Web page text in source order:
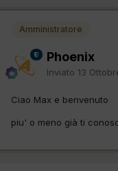
Amministratore
Phoenix
Inviato 13
Ciao Max e benvenuto
piu' o meno già ti